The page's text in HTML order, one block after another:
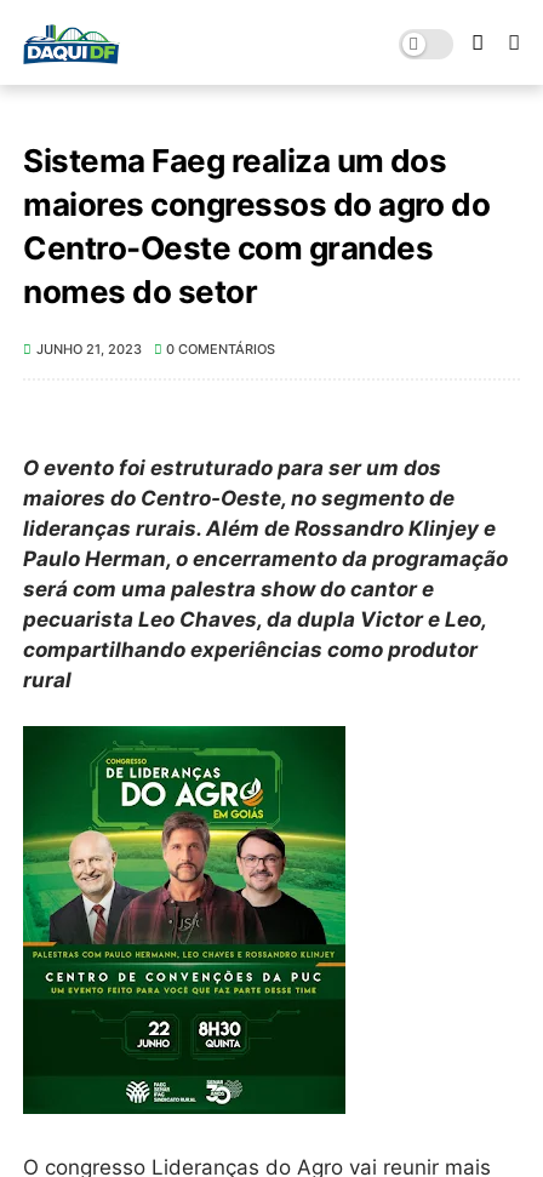
Sistema Faeg realiza um dos
maiores congressos do agro do
Centro-Oeste com grandes
nomes do setor
JUNHO 21, 2023 0 COMENTÁRIOS
O evento foi estruturado para ser um dos
maiores do Centro-Oeste, no segmento de
lideranças rurais. Além de Rossandro Klinjey e
Paulo Herman, o encerramento da programação
será com uma palestra show do cantor e
pecuarista Leo Chaves, da dupla Victor e Leo,
compartilhando experiências como produtor
rural
O congresso Lideranças do Agro vai reunir mais